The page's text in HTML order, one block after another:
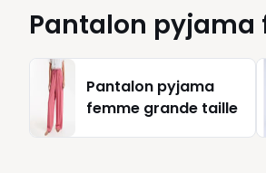
Pantalon pyjama
Pantalon pyjama
femme grande taille